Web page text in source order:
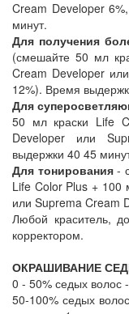
Cream Developer
минут.
Для получения
(смешайте 50 мл
Cream Developer
12%). Время
Для
50 мл краски Life
Developer или
выдержки 40 45
Для тонирования-
Life Color Plus + 100
или Suprema Cream
Любой краситель,
корректором.
ОКРАШИВАНИЕ
0 - 50% седых волос
50-100% седых